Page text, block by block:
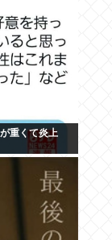
重くて炎上